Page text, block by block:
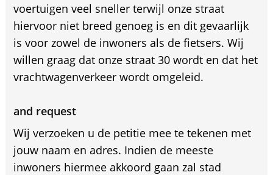
voertuigen veel sneller terwijl onze straat
hiervoor niet breed genoeg is en dit gevaarlijk
is voor zowel de inwoners als de fietsers. Wij
willen graag dat onze straat 30 wordt en dat het
vrachtwagenverkeer wordt omgeleid.
and request
Wij verzoeken u de petitie mee te tekenen met
jouw naam en adres. Indien de meeste
inwoners hiermee akkoord gaan zal stad